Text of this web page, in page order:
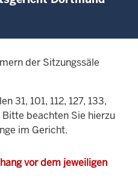
der Sitzungssäle
31, 101, 112, 127, 133,
Bitte beachten Sie hierzu
im Gericht.
vor dem jeweiligen